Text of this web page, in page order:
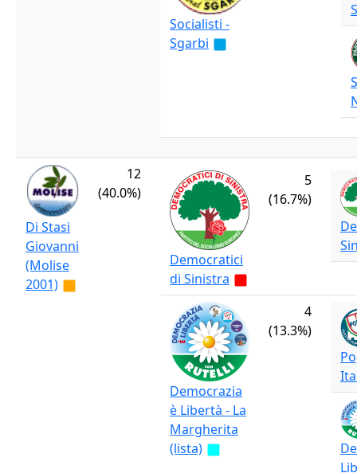
Socialisti -
Sgarbi
Di Stasi
Giovanni
(Molise
2001)
12
(40.0%)
Democratici
di Sinistra
5
(16.7%)
Democrazia
è Libertà - La
Margherita
(lista)
4
(13.3%)